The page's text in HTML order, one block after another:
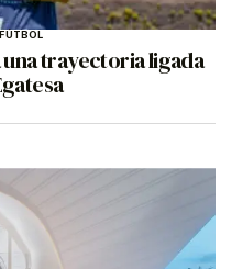
FÚTBOL
trayectoria ligada